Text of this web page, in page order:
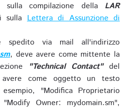
compilazione della LAR
sullaLettera di Assunzione di
via mail all'indirizzo
, deve avere come mittente la
"Technical Contact"del
avere come oggetto un testo
"Modifica Proprietario
Owner: mydomain.sm",